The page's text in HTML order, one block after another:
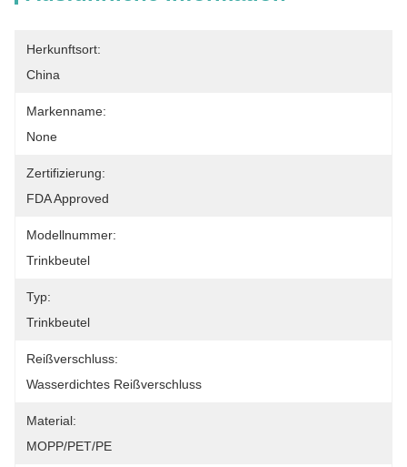
Herkunftsort:
China
Markenname:
None
Zertifizierung:
FDA Approved
Modellnummer:
Trinkbeutel
Typ:
Trinkbeutel
Reißverschluss:
Wasserdichtes Reißverschluss
Material:
MOPP/PET/PE